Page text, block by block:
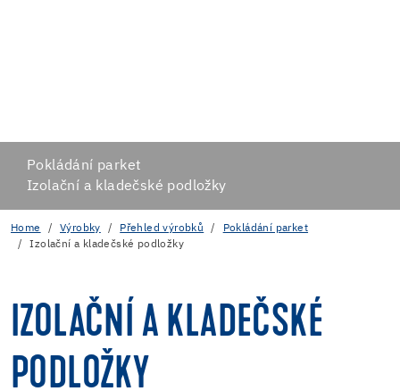
Pokládání parket
Izolační a kladečské podložky
Home Výrobky Přehled výrobků
Pokládání parket
Izolační a kladečské podložky
IZOLAČNÍ A KLADEČSKÉ
PODLOŽKY